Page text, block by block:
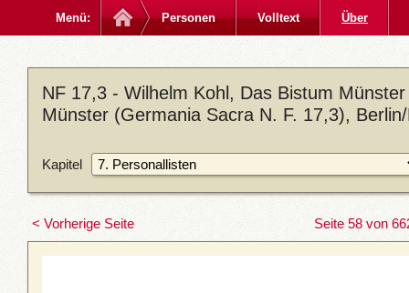
Menü: Personen Volltext Über
NF 17,3 - Wilhelm Kohl, Das Bistum
Münster (Germania Sacra N. F. 17,3),
Kapitel
< Vorherige Seite Seite 58 von